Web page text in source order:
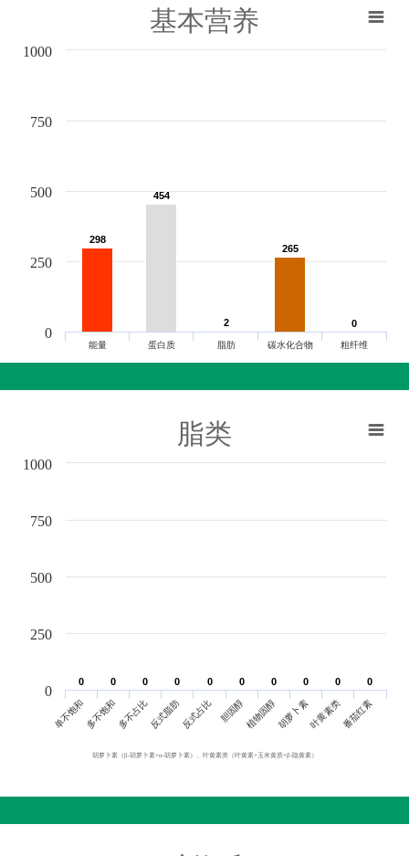
基本营养
298
298
454
454
2
2
265
265
0
0
能量 蛋白质 脂肪 碳水化合物 粗纤维
0
250
500
750
1000
脂类
胡萝卜素（β-胡萝卜素+α-胡萝卜素）、叶黄素类（叶黄素+玉米黄质+β-隐黄素）
0
0 0
0 0
0 0
0 0
0 0
0 0
0 0
0 0
0 0
0
单不饱和多不饱和多不占比反式脂肪反式占比 胆固醇植物固醇胡萝卜素叶黄素类番茄红素
0
250
500
750
1000